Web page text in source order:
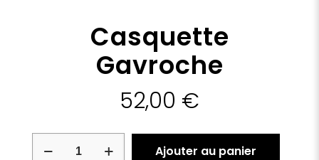
Casquette
Gavroche
52,00 €
Ajouter au panier